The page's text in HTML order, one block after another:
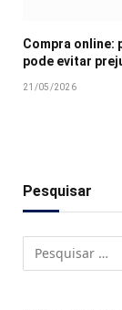
Compra online:
pode evitar
21/05/2026
Pesquisar